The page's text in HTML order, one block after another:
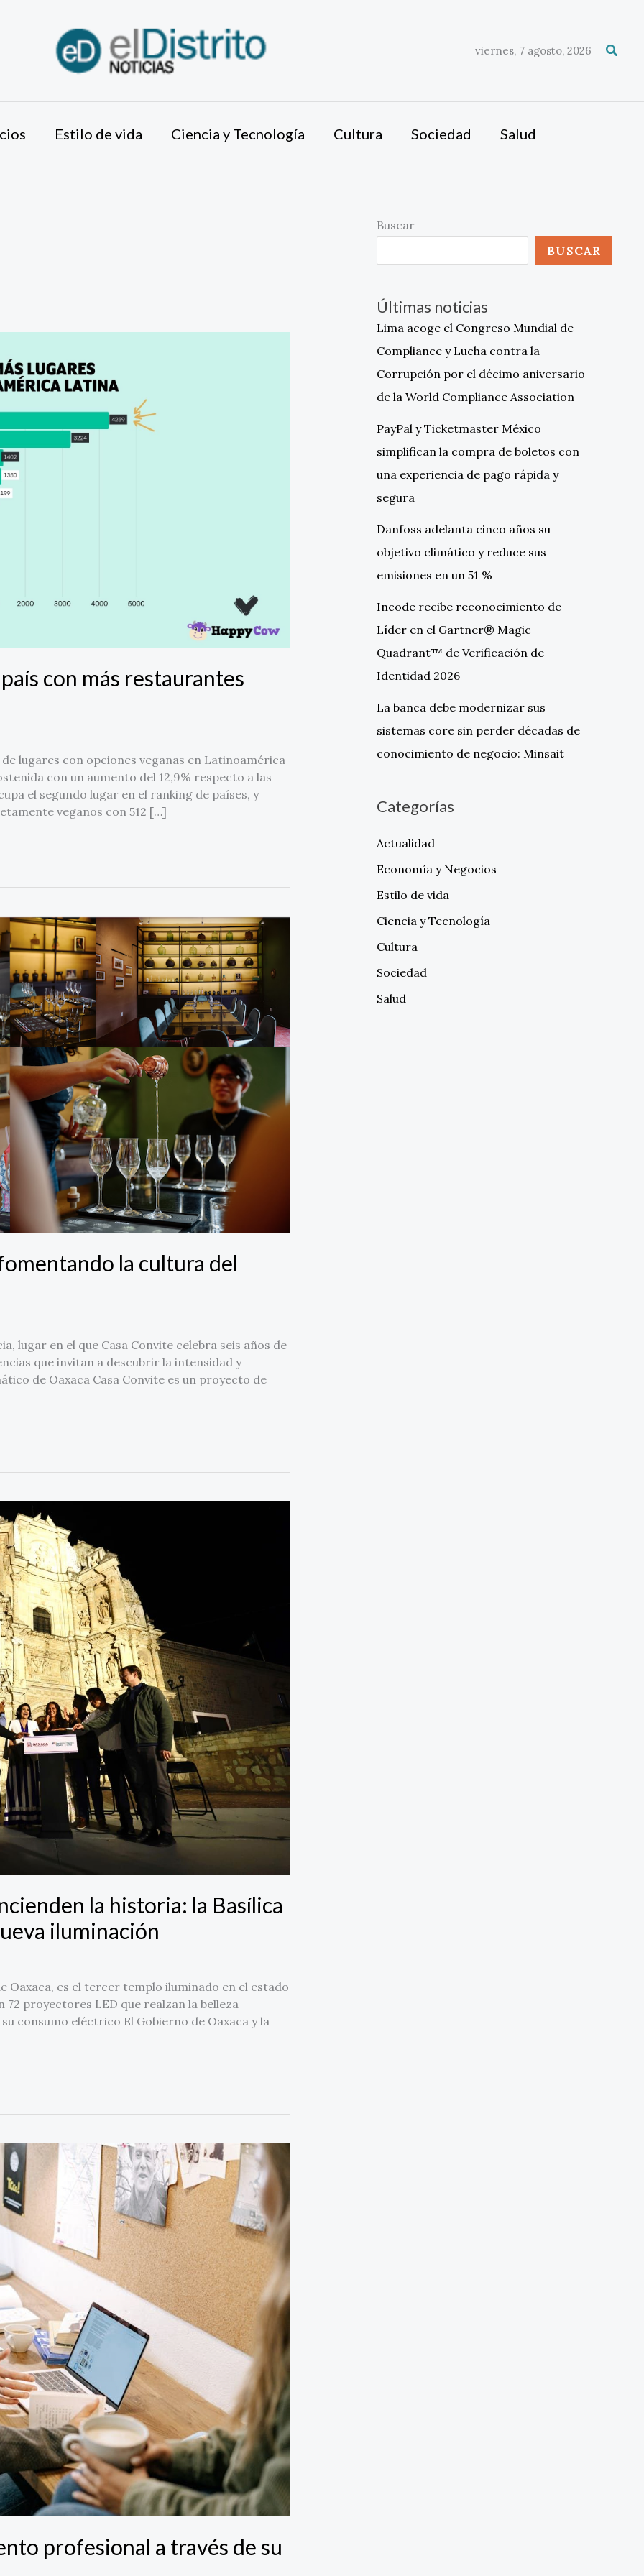
viernes, 7 agosto, 2026
Estilo de vida Ciencia y Tecnología Cultura Sociedad Salud
con más restaurantes
lugares con opciones veganas en Latinoamérica
con un aumento del 12,9% respecto a las
el segundo lugar en el ranking de países, y
veganos con 512 […]
la cultura del
lugar en el que Casa Convite celebra seis años de
que invitan a descubrir la intensidad y
de Oaxaca Casa Convite es un proyecto de
la historia: la Basílica
iluminación
Oaxaca, es el tercer templo iluminado en el estado
proyectores LED que realzan la belleza
consumo eléctrico El Gobierno de Oaxaca y la
profesional a través de su
Buscar
BUSCAR
Últimas noticias
Lima acoge el Congreso Mundial de
Compliance y Lucha contra la
Corrupción por el décimo aniversario
de la World Compliance Association
PayPal y Ticketmaster México
simplifican la compra de boletos con
una experiencia de pago rápida y
segura
Danfoss adelanta cinco años su
objetivo climático y reduce sus
emisiones en un 51 %
Incode recibe reconocimiento de
Líder en el Gartner® Magic
Quadrant™ de Verificación de
Identidad 2026
La banca debe modernizar sus
sistemas core sin perder décadas de
conocimiento de negocio: Minsait
Categorías
Actualidad
Economía y Negocios
Estilo de vida
Ciencia y Tecnología
Cultura
Sociedad
Salud